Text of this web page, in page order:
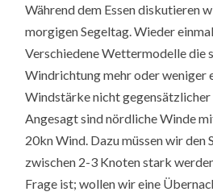
Während dem Essen diskutieren
morgigen Segeltag. Wieder
Verschiedene Wettermodelle die
Windrichtung mehr oder weniger
Windstärke nicht gegensätzlicher
Angesagt sind nördliche Winde
20kn Wind. Dazu müssen wir den
zwischen 2-3 Knoten stark
Frage ist; wollen wir eine